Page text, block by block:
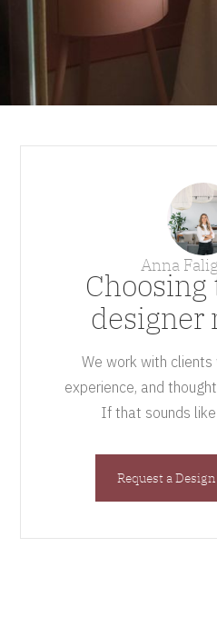
Anna
designer
We work with clients
experience, and
If that sounds like
Request a